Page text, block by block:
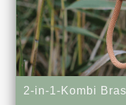
2-in-1-Kombi